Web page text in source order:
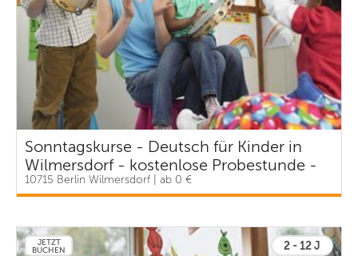
Sonntagskurse - Deutsch für Kinder in
Wilmersdorf - kostenlose Probestunde -
ABRAKADABRA
10715 Berlin Wilmersdorf | ab 0 €
JETZT
BUCHEN
2 - 12 J